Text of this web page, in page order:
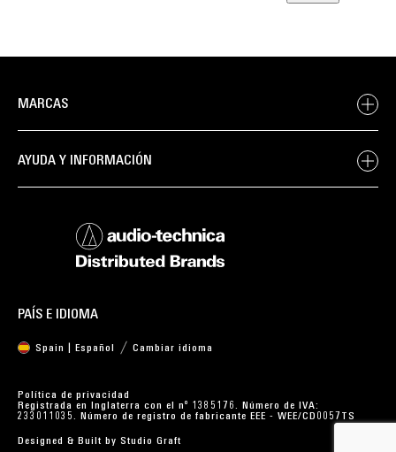
MARCAS
AYUDA Y INFORMACIÓN
PAÍS E IDIOMA
Spain | Español Cambiar idioma
Política de privacidad
Registrada en Inglaterra con el nº 1385176. Número de IVA:
233011035. Número de registro de fabricante EEE - WEE/CD0057TS
Designed & Built by Studio Graft